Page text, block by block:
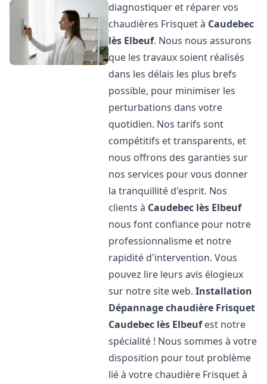
diagnostiquer et réparer vos
chaudières Frisquet à Caudebec
lès Elbeuf. Nous nous assurons
que les travaux soient réalisés
dans les délais les plus brefs
possible, pour minimiser les
perturbations dans votre
quotidien. Nos tarifs sont
compétitifs et transparents, et
nous offrons des garanties sur
nos services pour vous donner
la tranquillité d'esprit. Nos
clients à Caudebec lès Elbeuf
nous font confiance pour notre
professionnalisme et notre
rapidité d'intervention. Vous
pouvez lire leurs avis élogieux
sur notre site web.Installation
Dépannage chaudière Frisquet
Caudebec lès Elbeufest notre
spécialité ! Nous sommes à votre
disposition pour tout problème
lié à votre chaudière Frisquet à